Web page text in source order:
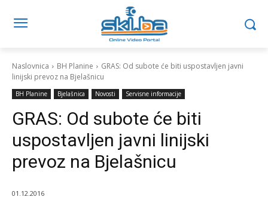
Naslovnica BH Planine
GRAS: Od subote će biti uspostavljen javni
linijski prevoz na Bjelašnicu
BH Planine Bjelašnica Novosti Servisne informacije
GRAS: Od subote će biti
uspostavljen javni linijski
prevoz na Bjelašnicu
01.12.2016